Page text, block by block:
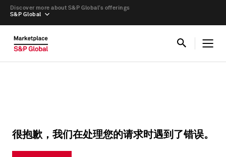
S&P Global
Discover more about S&P Global’s offerings
很抱歉，我们在处理您的请求时遇到了错误。